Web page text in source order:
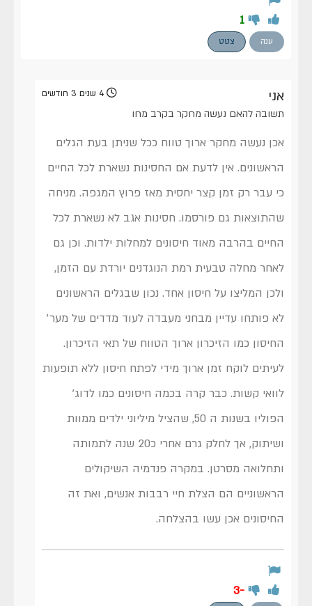
1
ענה צטט
אני 4 שנים 3 חודשים
תשובה להאם נעשה מחקר בקרב מחו
אכן נעשה מחקר ארוך טווח ככל שניתן בעת הגלים
הראשונים. אין לדעת אם החסינות נשארת לכל החיים
כי עבר רק זמן קצר יחסית מאז פרוץ המגפה. מניחה
שהתוצאות גם פורסמו. חסינות אגב לא נשארת לכל
החיים בהרבה מאוד חיסונים למחלות ילדות. וכן גם
לאחר מחלה טבעית רמת הנוגדנים יורדת עם הזמן,
ולכן המליצו על חיסון אחד. נכון שבגלים הראשונים
לא פותחו עדיין מבחני מעבדה לעוד מדדים של מער׳
החיסון כמו הזיכרון ארוך הטווח של תאי הזיכרון.
לעיתים לוקח זמן ארוך מידי לפתח חיסון ללא תופעות
לוואי קשות. כבר קרה בכמה חיסונים כמו לדוג׳
הפוליו בשנות ה 50, שהציל מיליוני ילדים ממוות
ושיתוק, אך לחלק גרם אחרי כ20 שנה לתמותה
ותחלואה מסרטן. במקרה פנדמיה השיקולים
הראשוניים הם הצלת חיי רבבות אנשים, ואת זה
החיסונים אכן עשו בהצלחה.
-3